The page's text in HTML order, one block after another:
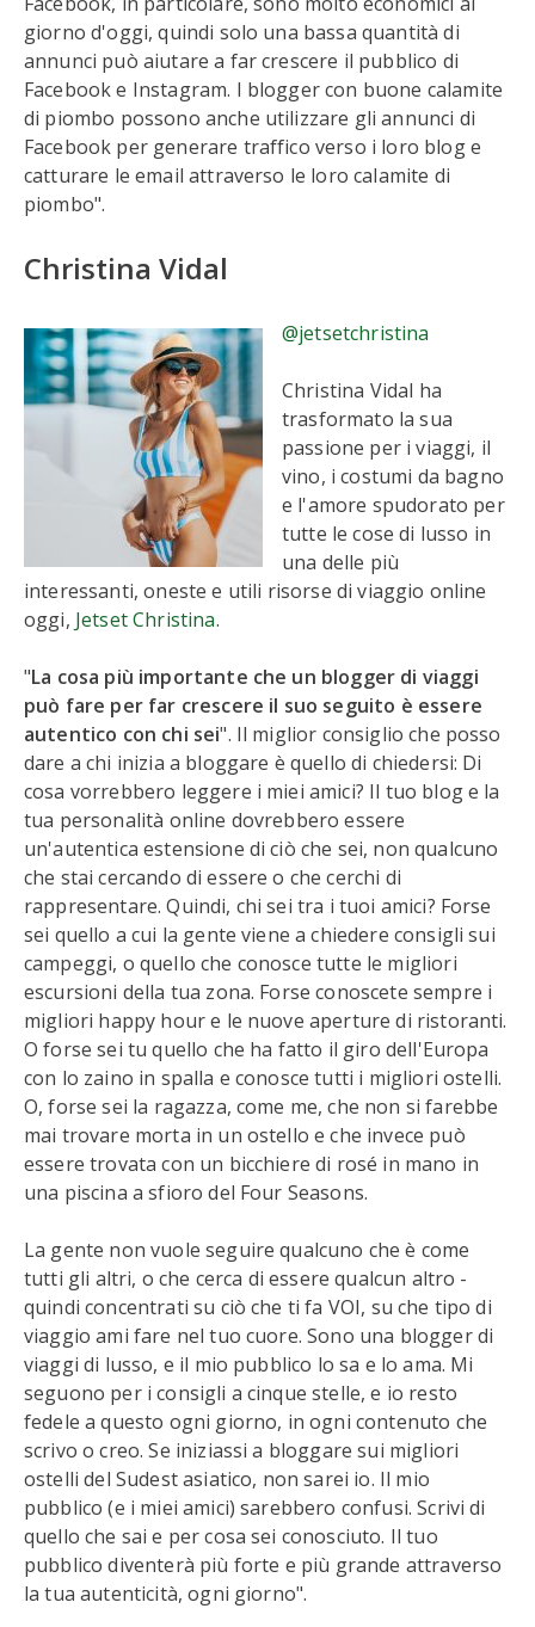
giorno d'oggi, quindi solo una bassa quantità di
annunci può aiutare a far crescere il pubblico di
Facebook e Instagram. I blogger con buone calamite
di piombo possono anche utilizzare gli annunci di
Facebook per generare traffico verso i loro blog e
catturare le email attraverso le loro calamite di
piombo".
Christina Vidal
@jetsetchristina
Christina Vidal ha
trasformato la sua
passione per i viaggi, il
vino, i costumi da bagno
e l'amore spudorato per
tutte le cose di lusso in
una delle più
interessanti, oneste e utili risorse di viaggio online
oggi, Jetset Christina.
"La cosa più importante che un blogger di viaggi
può fare per far crescere il suo seguito è essere
autentico con chi sei". Il miglior consiglio che posso
dare a chi inizia a bloggare è quello di chiedersi: Di
cosa vorrebbero leggere i miei amici? Il tuo blog e la
tua personalità online dovrebbero essere
un'autentica estensione di ciò che sei, non qualcuno
che stai cercando di essere o che cerchi di
rappresentare. Quindi, chi sei tra i tuoi amici? Forse
sei quello a cui la gente viene a chiedere consigli sui
campeggi, o quello che conosce tutte le migliori
escursioni della tua zona. Forse conoscete sempre i
migliori happy hour e le nuove aperture di ristoranti.
O forse sei tu quello che ha fatto il giro dell'Europa
con lo zaino in spalla e conosce tutti i migliori ostelli.
O, forse sei la ragazza, come me, che non si farebbe
mai trovare morta in un ostello e che invece può
essere trovata con un bicchiere di rosé in mano in
una piscina a sfioro del Four Seasons.
La gente non vuole seguire qualcuno che è come
tutti gli altri, o che cerca di essere qualcun altro -
quindi concentrati su ciò che ti fa VOI, su che tipo di
viaggio ami fare nel tuo cuore. Sono una blogger di
viaggi di lusso, e il mio pubblico lo sa e lo ama. Mi
seguono per i consigli a cinque stelle, e io resto
fedele a questo ogni giorno, in ogni contenuto che
scrivo o creo. Se iniziassi a bloggare sui migliori
ostelli del Sudest asiatico, non sarei io. Il mio
pubblico (e i miei amici) sarebbero confusi. Scrivi di
quello che sai e per cosa sei conosciuto. Il tuo
pubblico diventerà più forte e più grande attraverso
la tua autenticità, ogni giorno".